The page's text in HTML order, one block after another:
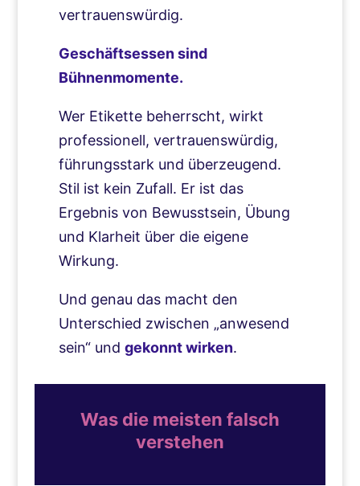
vertrauenswürdig.
Geschäftsessen sind
Bühnenmomente.
Wer Etikette beherrscht, wirkt
professionell, vertrauenswürdig,
führungsstark und überzeugend.
Stil ist kein Zufall. Er ist das
Ergebnis von Bewusstsein, Übung
und Klarheit über die eigene
Wirkung.
Und genau das macht den
Unterschied zwischen „anwesend
sein“ und gekonnt wirken.
Was die meisten falsch
verstehen